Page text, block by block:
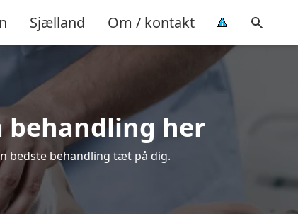
Sjælland Om / kontakt
behandling her
bedste behandling tæt på dig.